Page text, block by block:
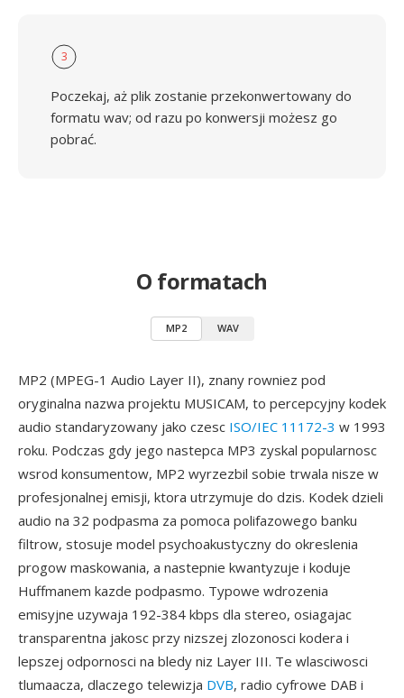
3
Poczekaj, aż plik zostanie przekonwertowany do
formatu wav; od razu po konwersji możesz go
pobrać.
O formatach
MP2 WAV
MP2 (MPEG-1 Audio Layer II), znany rowniez pod
oryginalna nazwa projektu MUSICAM, to percepcyjny kodek
audio standaryzowany jako czesc ISO/IEC 11172-3 w 1993
roku. Podczas gdy jego nastepca MP3 zyskal popularnosc
wsrod konsumentow, MP2 wyrzezbil sobie trwala nisze w
profesjonalnej emisji, ktora utrzymuje do dzis. Kodek dzieli
audio na 32 podpasma za pomoca polifazowego banku
filtrow, stosuje model psychoakustyczny do okreslenia
progow maskowania, a nastepnie kwantyzuje i koduje
Huffmanem kazde podpasmo. Typowe wdrozenia
emisyjne uzywaja 192-384 kbps dla stereo, osiagajac
transparentna jakosc przy nizszej zlozonosci kodera i
lepszej odpornosci na bledy niz Layer III. Te wlasciwosci
tlumaacza, dlaczego telewizja DVB, radio cyfrowe DAB i